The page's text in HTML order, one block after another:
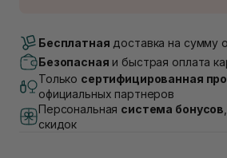
В наличии
Самовывоз г. Луцк, Винниченка
Самовывоз г. Львов, ул.
1В (Duck's Lake)
Бесплатная доставка на сумму
Безопасная и быстрая оплата
Только сертифицированная
официальных партнеров
Персональная система бонусов
скидок